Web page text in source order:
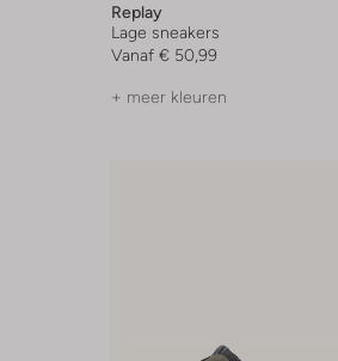
Replay
Lage sneakers
Vanaf € 50,99
+ meer kleuren